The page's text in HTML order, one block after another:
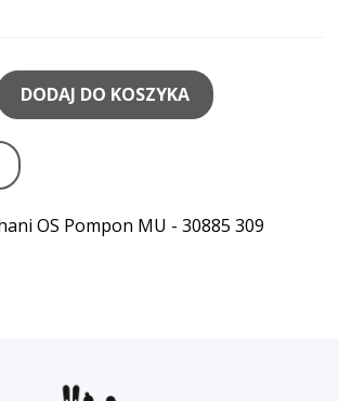
DODAJ DO KOSZYKA
OS Pompon MU - 30885 309